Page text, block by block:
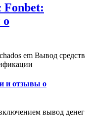
Fonbet:
о
em Вывод средств
и отзывы о
вывод денег